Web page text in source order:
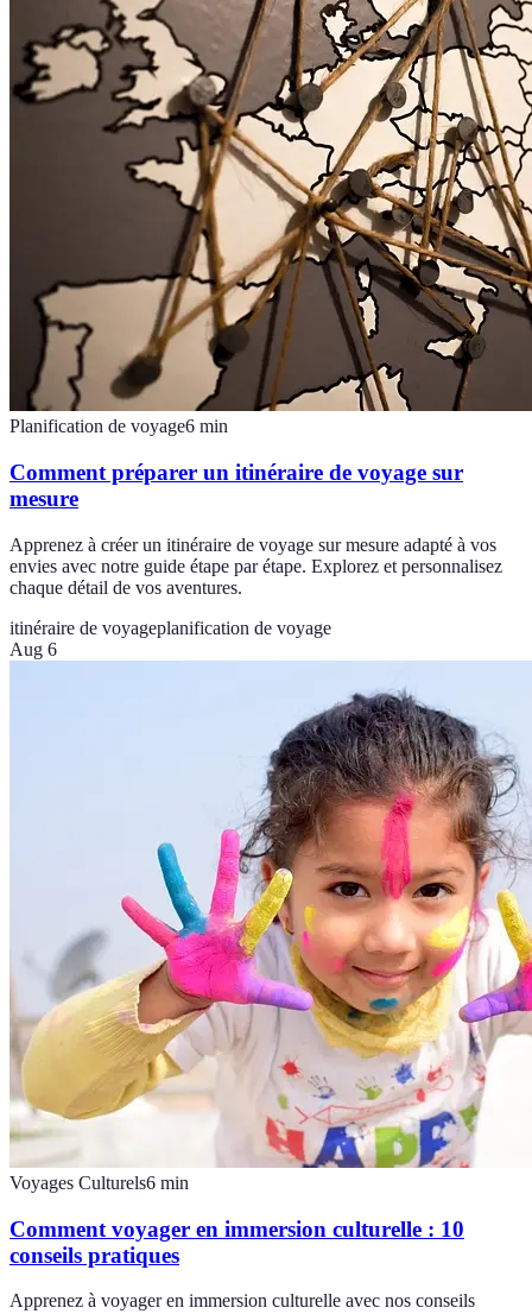
Planification de voyage6 min
Comment préparer un itinéraire de voyage sur
mesure
Apprenez à créer un itinéraire de voyage sur mesure adapté à vos
envies avec notre guide étape par étape. Explorez et personnalisez
chaque détail de vos aventures.
itinéraire de voyageplanification de voyage
Aug 6
Voyages Culturels6 min
Comment voyager en immersion culturelle : 10
conseils pratiques
Apprenez à voyager en immersion culturelle avec nos conseils